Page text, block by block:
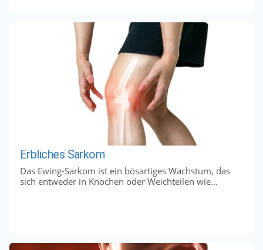
Erbliches Sarkom
Das Ewing-Sarkom ist ein bösartiges Wachstum, das
sich entweder in Knochen oder Weichteilen wie...